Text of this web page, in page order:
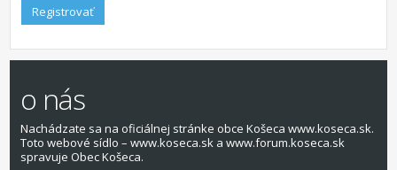
Registrovať
o nás
Nachádzate sa na oficiálnej stránke obce Košeca www.koseca.sk.
Toto webové sídlo – www.koseca.sk a www.forum.koseca.sk
spravuje Obec Košeca.